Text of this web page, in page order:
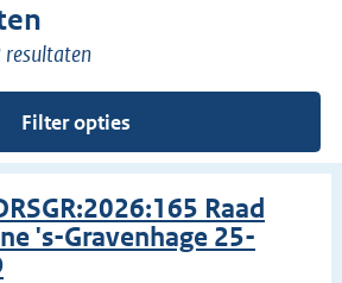
Filter opties
Raad
's-Gravenhage 25-